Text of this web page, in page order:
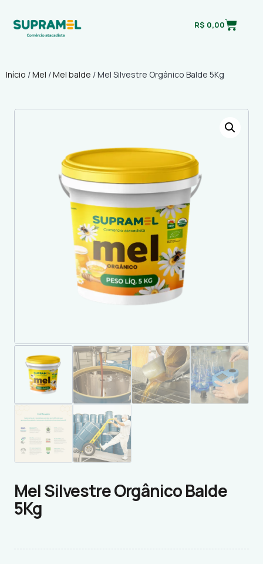
R$ 0,00
Início /Mel /Mel balde / Mel Silvestre Orgânico Balde 5Kg
Mel Silvestre Orgânico Balde
5Kg